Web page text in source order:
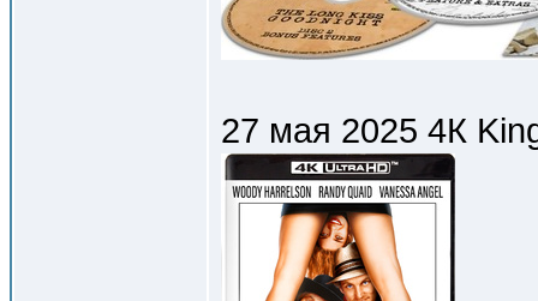
27 мая 2025 4К